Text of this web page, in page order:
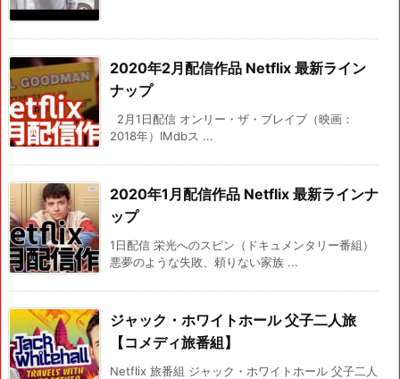
2020年2月配信作品 Netflix 最新ライン
ナップ
2月1日配信 オンリー・ザ・ブレイブ（映画：
2018年）IMdbス ...
2020年1月配信作品 Netflix 最新ラインナ
ップ
1日配信 栄光へのスピン（ドキュメンタリー番組）
悪夢のような失敗、頼りない家族 ...
ジャック・ホワイトホール 父子二人旅
【コメディ旅番組】
Netflix 旅番組 ジャック・ホワイトホール 父子二人